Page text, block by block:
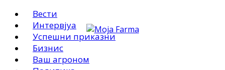
Вести
Интервјуа
Успешни приказни
Бизнис
Ваш агроном